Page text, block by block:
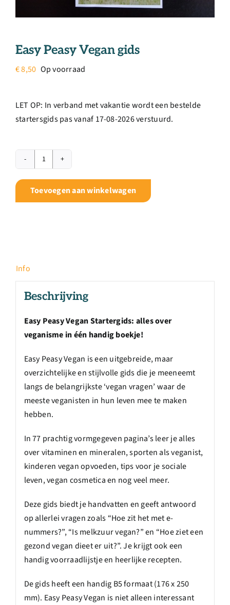
Easy Peasy Vegan gids
€8,50 Op voorraad
LET OP: In verband met vakantie wordt een bestelde
startersgids pas vanaf 17-08-2026 verstuurd.
Easy
Peasy
Vegan
Toevoegen aan winkelwagen
Info
Beschrijving
Easy Peasy Vegan Startergids: alles over
veganisme in één handig boekje!
Easy Peasy Vegan is een uitgebreide, maar
overzichtelijke en stijlvolle gids die je meeneemt
langs de belangrijkste ‘vegan vragen’ waar de
meeste veganisten in hun leven mee te maken
hebben.
In 77 prachtig vormgegeven pagina’s leer je alles
over vitaminen en mineralen, sporten als veganist,
kinderen vegan opvoeden, tips voor je sociale
leven, vegan cosmetica en nog veel meer.
Deze gids biedt je handvatten en geeft antwoord
op allerlei vragen zoals “Hoe zit het met e-
nummers?”, “Is melkzuur vegan?” en “Hoe ziet een
gezond vegan dieet er uit?”. Je krijgt ook een
handig voorraadlijstje en heerlijke recepten.
De gids heeft een handig B5 formaat (176 x 250
mm). Easy Peasy Vegan is niet alleen interessant